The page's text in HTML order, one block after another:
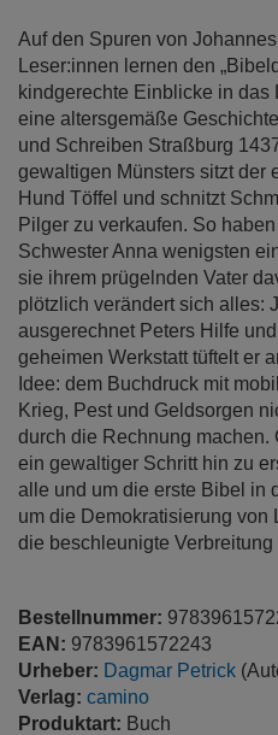
Auf den Spuren von
Leser:innen lernen den
kindgerechte Einblicke in das
eine altersgemäße
und Schreiben Straßburg
gewaltigen Münsters sitzt der
Hund Töffel und schnitzt
Pilger zu verkaufen. So
Schwester Anna wenigsten
sie ihrem prügelnden Vater
plötzlich verändert sich alles:
ausgerechnet Peters Hilfe
geheimen Werkstatt tüftelt er
Idee: dem Buchdruck mit
Krieg, Pest und Geldsorgen
durch die Rechnung machen.
ein gewaltiger Schritt hin zu
alle und um die erste Bibel in
um die Demokratisierung von
die beschleunigte Verbreitung
Bestellnummer:
EAN: 9783961572243
Urheber: Dagmar Petrick
Verlag: camino
Produktart: Buch